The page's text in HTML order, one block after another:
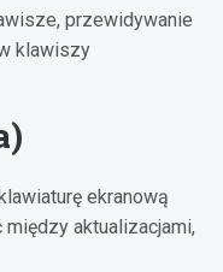
przewidywanie
klawiszy
ekranową
między aktualizacjami,